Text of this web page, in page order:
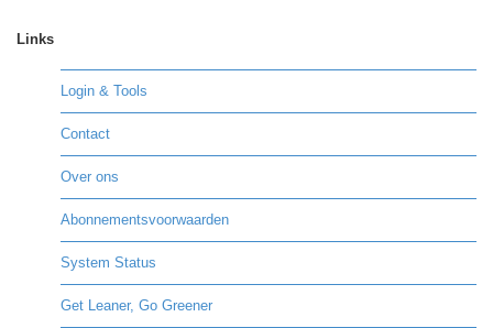
Links
Login & Tools
Contact
Over ons
Abonnementsvoorwaarden
System Status
Get Leaner, Go Greener